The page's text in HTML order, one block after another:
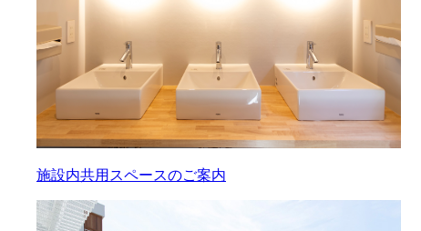
施設内共用スペースのご案内